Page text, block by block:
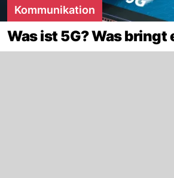
Kommunikation
Was ist 5G? Was bringt